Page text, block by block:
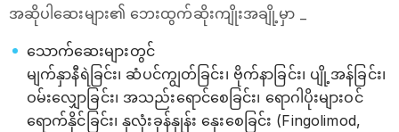
အဆိုပါဆေးများ၏ ဘေးထွက်ဆိုးကျိုးအချို့မှာ _
သောက်ဆေးများတွင်
မျက်နှာနီရဲခြင်း၊ ဆံပင်ကျွတ်ခြင်း၊ ဗိုက်နာခြင်း၊ ပျို့အန်ခြင်း၊
ဝမ်းလျှောခြင်း၊ အသည်းရောင်စေခြင်း၊ ရောဂါပိုးများဝင်
ရောက်နိုင်ခြင်း၊ နှလုံးခုန်နှုန်း နှေးစေခြင်း (Fingolimod,